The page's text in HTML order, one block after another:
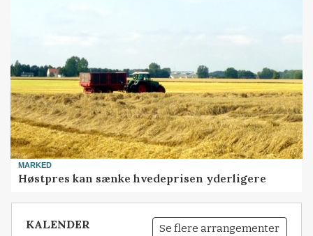
MARKED
Høstpres kan sænke hvedeprisen yderligere
KALENDER Se flere arrangementer